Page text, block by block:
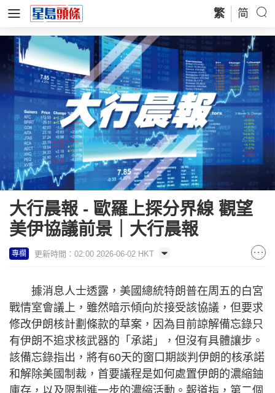
繁 简
大行晨報 - 歐羅上探分界線 觀望
美伊協議前景｜大行晨報
專欄 更新時間：02:00 2026-06-02 HKT
據消息人士透露，美國總統特朗普在周五的白宮
戰情室會議上，雖然暗示傾向於接受該協議，但要求
修改伊朗核計劃條款的草案，因為目前諒解備忘錄只
有伊朗不追求核武器的「承諾」，但沒有具體讓步。
該備忘錄指出，將有60天的窗口期談判伊朗的核承諾
和解除美國制裁，首要議程是如何處置伊朗的濃縮鈾
庫存，以及限制進一步的濃縮活動。報道指，第二個